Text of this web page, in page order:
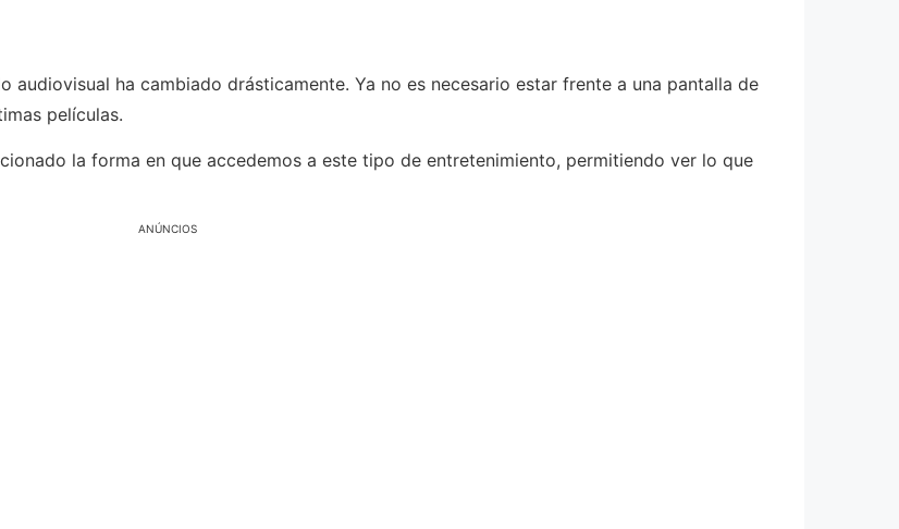
audiovisual ha cambiado drásticamente. Ya no es necesario estar frente a una pantalla de
películas.
la forma en que accedemos a este tipo de entretenimiento, permitiendo ver lo que
ANÚNCIOS